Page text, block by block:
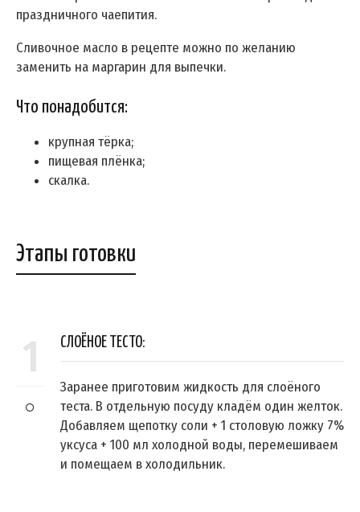
праздничного чаепития.
Сливочное масло в рецепте можно по желанию
заменить на маргарин для выпечки.
Что понадобится:
крупная тёрка;
пищевая плёнка;
скалка.
Этапы готовки
1 СЛОЁНОЕ ТЕСТО:
Заранее приготовим жидкость для слоёного
теста. В отдельную посуду кладём один желток.
Добавляем щепотку соли + 1 столовую ложку 7%
уксуса + 100 мл холодной воды, перемешиваем
и помещаем в холодильник.